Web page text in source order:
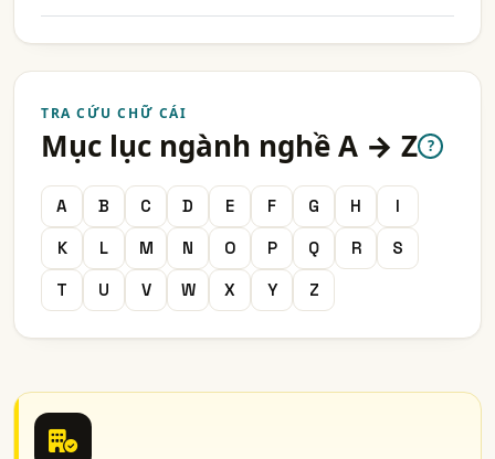
TRA CỨU CHỮ CÁI
Mục lục ngành nghề A → Z ?
A B C D E F G H
I
K
L M N O P Q R
S
T
U V W X Y Z